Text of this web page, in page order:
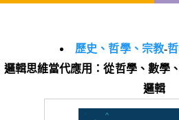
歷史、哲學、宗教-
邏輯思維當代應用：從哲學、數學
邏輯